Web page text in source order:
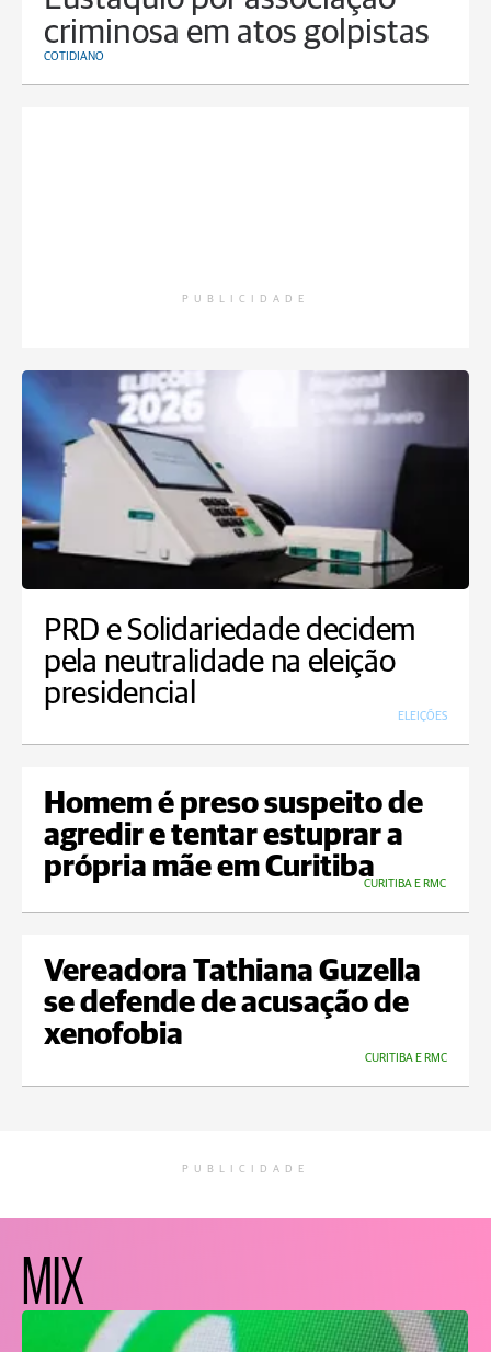
criminosa em atos golpistas
COTIDIANO
PUBLICIDADE
PRD e Solidariedade decidem
pela neutralidade na eleição
presidencial
ELEIÇÕES
Homem é preso suspeito de
agredir e tentar estuprar a
própria mãe em Curitiba
CURITIBA E RMC
Vereadora Tathiana Guzella
se defende de acusação de
xenofobia
CURITIBA E RMC
PUBLICIDADE
MIX